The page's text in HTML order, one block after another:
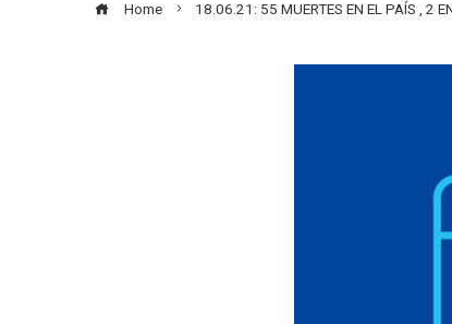
Home 18.06.21: 55 MUERTES EN EL PAÍS , 2